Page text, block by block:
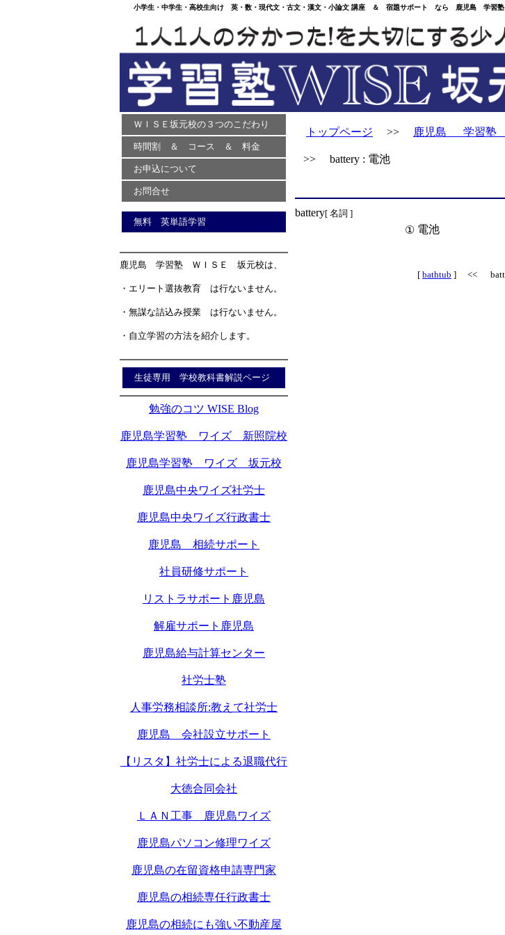
小学生・中学生・高校生向け 英・数・現代文・古文・漢文・小論文 講座 ＆ 宿題サポート なら 鹿児島 学習塾
ＷＩＳＥ坂元校の３つのこだわり
時間割 ＆ コース ＆ 料金
お申込について
お問合せ
無料 英単語学習
鹿児島 学習塾 ＷＩＳＥ 坂元校は、
・エリート選抜教育 は行ないません。
・無謀な詰込み授業 は行ないません。
・自立学習の方法を紹介します。
生徒専用 学校教科書解説ページ
勉強のコツ WISE Blog
鹿児島学習塾 ワイズ 新照院校
鹿児島学習塾 ワイズ 坂元校
鹿児島中央ワイズ社労士
鹿児島中央ワイズ行政書士
鹿児島 相続サポート
社員研修サポート
リストラサポート鹿児島
解雇サポート鹿児島
鹿児島給与計算センター
社労士塾
人事労務相談所:教えて社労士
鹿児島 会社設立サポート
【リスタ】社労士による退職代行
大徳合同会社
ＬＡＮ工事 鹿児島ワイズ
鹿児島パソコン修理ワイズ
鹿児島の在留資格申請専門家
鹿児島の相続専任行政書士
鹿児島の相続にも強い不動産屋
トップページ >> 鹿児島 学習塾
>> battery : 電池
battery[ 名詞 ]
① 電池
[ bathtub ] <<